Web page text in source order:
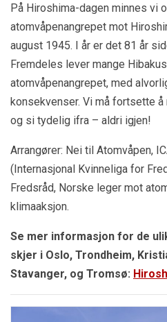
På Hiroshima-dagen minnes vi
atomvåpenangrepet mot
august 1945. I år er det 81 år
Fremdeles lever mange
atomvåpenangrepet, med
konsekvenser. Vi må fortsette
og si tydelig ifra – aldri igjen!
Arrangører: Nei til Atomvåpen,
(Internasjonal Kvinneliga for
Fredsråd, Norske leger mot
klimaaksjon.
Se mer informasjon for de
skjer i Oslo, Trondheim,
Stavanger, og Tromsø: